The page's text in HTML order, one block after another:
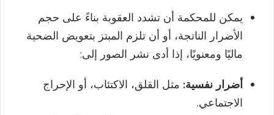
يمكن للمحكمة أن تشدد العقوبة بناءً على حجم
الأضرار الناتجة، أو أن تلزم المبتز بتعويض الضحية
ماليًا ومعنويًا، إذا أدى نشر الصور إلى:
أضرار نفسية: مثل القلق، الاكتئاب، أو الإحراج
الاجتماعي.